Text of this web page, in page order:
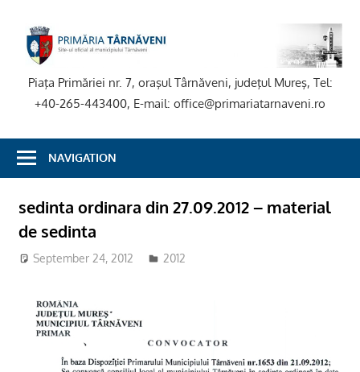
content
Piaţa Primăriei nr. 7, oraşul Târnăveni, judeţul Mureş, Tel:
+40-265-443400, E-mail: office@primariatarnaveni.ro
NAVIGATION
sedinta ordinara din 27.09.2012 – material
de sedinta
September 24, 2012 2012